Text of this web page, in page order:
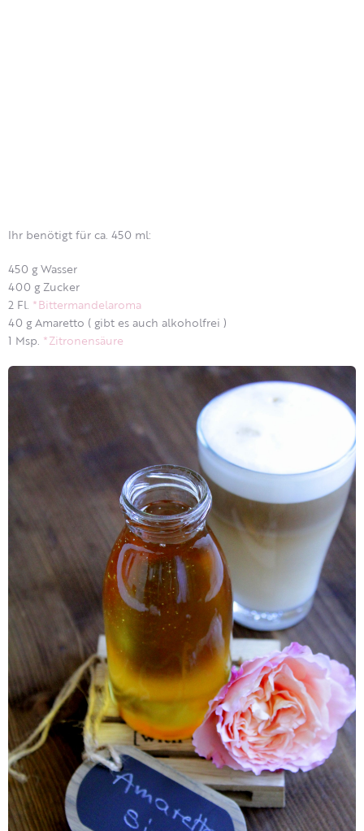
Ihr benötigt für ca. 450 ml:
450 g Wasser
400 g Zucker
2 Fl. *Bittermandelaroma
40 g Amaretto ( gibt es auch alkoholfrei )
1 Msp. *Zitronensäure